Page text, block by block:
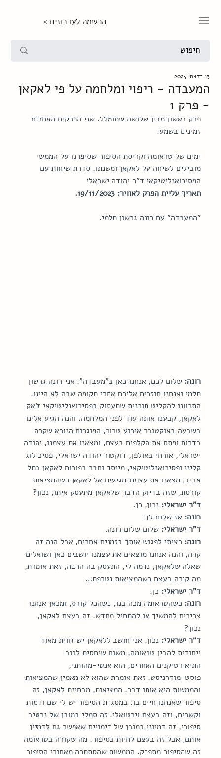
הרשמה לעדכונים >
המעבדה - ריפוי ומלחמה על פי לאקאן
- פרק 1
13 בדצמ׳ 2024
פרק ראשון מבין שלושה שתומלל. שני הפרקים האחרים
זמינים בשמע.
ימים של טראומה וקריסת הסיפור שסיפרנו על הממשי
מובילים לשיחה על לאקאן ומשנתו. סדרת שיחות עם
הפסיכואנליטיקאי ד"ר יהודה ישראלי
תאריך עליית הפרק לאוויר: 19/11/2023.
"המעבדה" עם רונה גרשון תלמי.
רונה: שלום לכם, אנחנו כאן ב"מעבדה". אני רונה גרשון
תלמי ואנחנו חוזרים אליכם אחרי תקופה שבה לא היינו.
התכוונו להקליט תוכנית שתעסוק בפסיכואנליטיקאי ז'אק
לאקאן, קבענו אותה עוד לפני המלחמה. והנה הגיע אלינו
בשבעה באוקטובר אירוע טרור, הפוגרום הנורא שקרה
בדרום ופתח את הקלפים בעצם, ומצאנו את עצמנו, יהודה
ישראלי, אורחי באולפן, דוקטור יהודה ישראלי, פסיכולוג
קליני ופסיכואנליטיקאי, מייסד וחבר בפורום לאקאן בתל
אביב, מצאנו את עצמנו מגיעים אל לאקאן כשהמציאות
קורסת, שזה בדיוק הדבר שלאקאן מתעסק איתו, נכון?
ד"ר ישראלי: נכון, כן.
רונה: אז שלום לך.
ד"ר ישראלי: שלום שלום רונה.
רונה: רציתי לפגוש אותך בזמנים אחרים, אבל הנה זה
קרה, והנה אנחנו מוצאים את עצמנו יושבים כאן ושואלים
שאלה שלאקאן, נדמה לי, התעסק בה הרבה, זאת אומרת,
מה קורה בעצם כשהמציאות נטרפת…
ד"ר ישראלי: כן.
רונה: כשהטראומה מכה בנו, כשהכל קורס, ומכאן אנחנו
צריכים להמשיך או להתחיל מחדש. זה בעצם לאקאן,
נכון?
ד"ר ישראלי: נכון. אני חושב ללאקאן יש זווית מאוד
ייחודית להבין טראומה, משום שיחסית לרוב
התיאורטיקנים האחרים, הוא אנטי-מהותני,
פוסט-מודרניסט. זאת אומרת שהוא לא מאמין שהמציאות
והממשות היא אותו דבר. המציאות, מבחינת לאקאן, זה
סיפור שאנחנו חיים בו. במסגרת הסיפור יש לי שם ודמות
וקשרים, וזה בעצם וירטואלי. זה סמלי במובן של נרטיב
סיפורי, זה דמיוני במובן של דימויים שאפשר גם לדמיין
אותם, אבל זה בעצם לחיות בסיפור. מה שקורה בטראומה
זה שהסיפור מתפרק. הממשות שהסתתרה מאחורי הסיפור